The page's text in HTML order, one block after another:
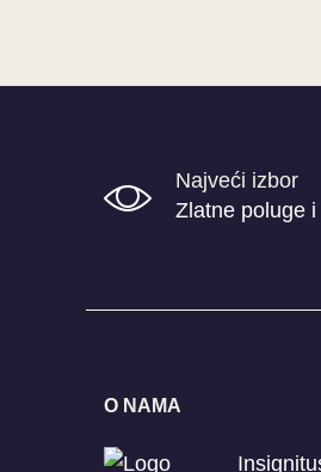
50g (1)
(1)
Najveći izbor
Zlatne poluge i
O NAMA